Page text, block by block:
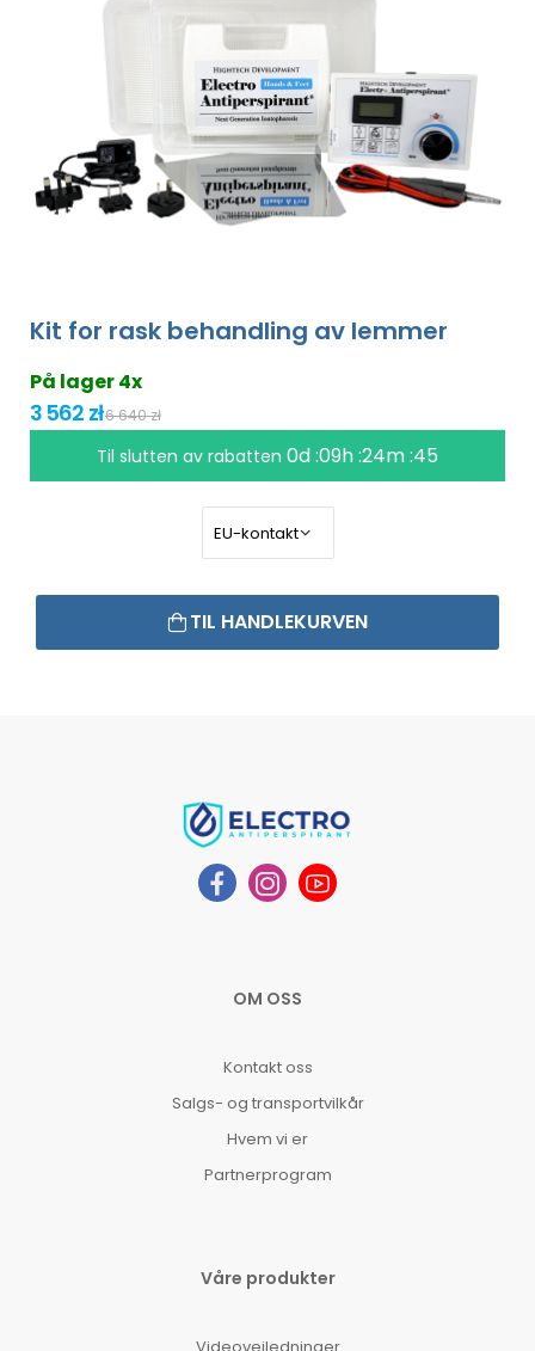
Kit for rask behandling av lemmer
På lager 4x
3 562 zł6 640 zł
Til slutten av rabatten 0d :09h :24m :44
TIL HANDLEKURVEN
OM OSS
Kontakt oss
Salgs- og transportvilkår
Hvem vi er
Partnerprogram
Våre produkter